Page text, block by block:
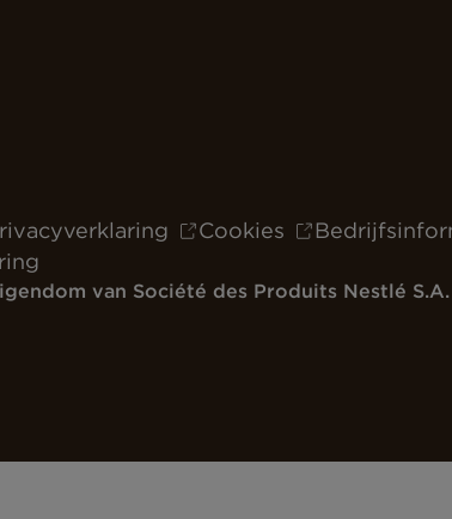
Cookies
van Société des Produits Nestlé S.A.